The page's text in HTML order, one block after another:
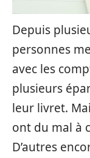
Depuis
personnes
avec les
plusieurs
leur livret.
ont du mal à
D’autres